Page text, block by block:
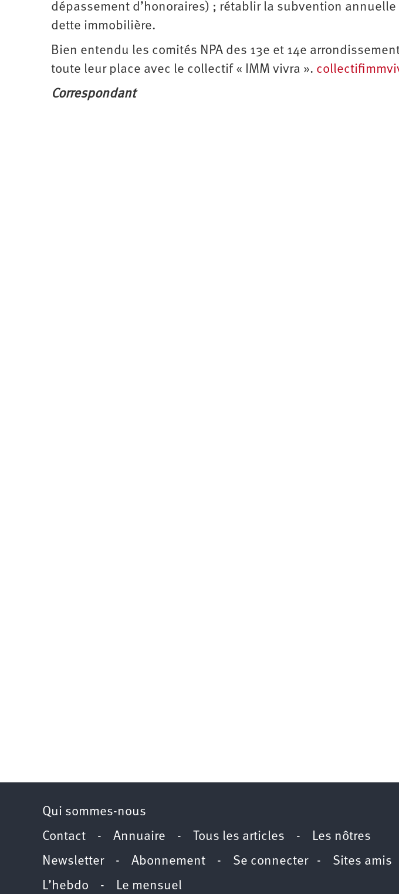
dépassement d’honoraires) ; rétablir la subvention
dette immobilière.
Bien entendu les comités NPA des 13e et 14e
toute leur place avec le collectif « IMM vivra ».
Correspondant
Qui sommes-nous
Contact - Annuaire - Tous les articles -
Les nôtres
Newsletter- Abonnement - Se connecter- Sites amis
L’hebdo - Le mensuel